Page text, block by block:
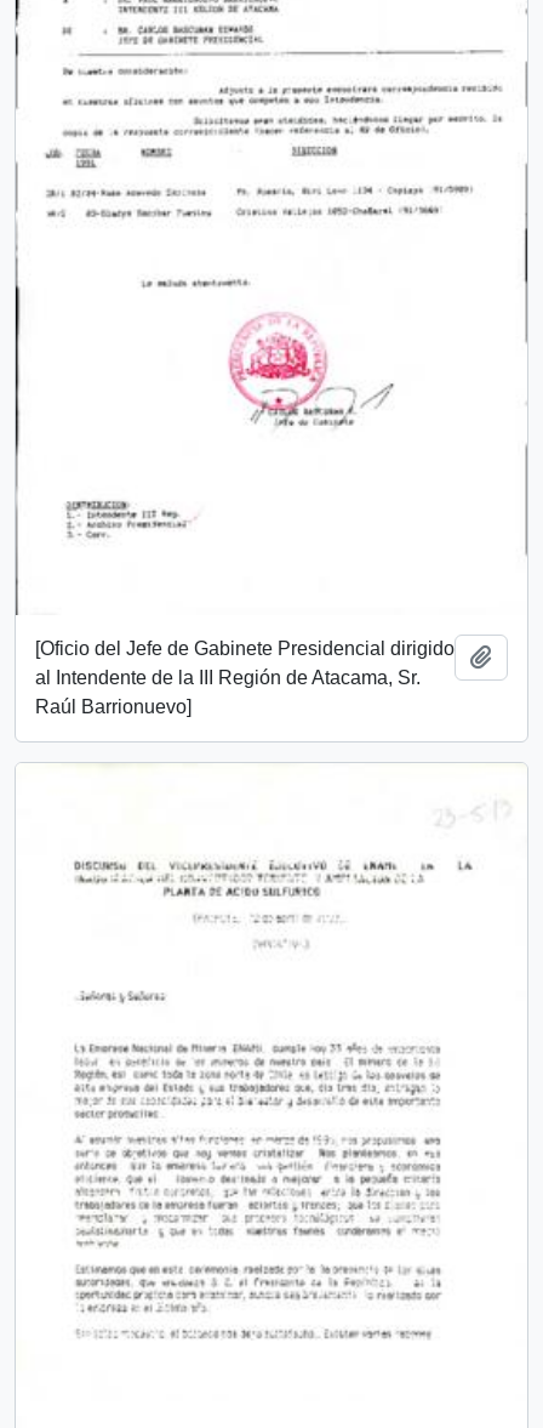
[Oficio del Jefe de Gabinete Presidencial dirigido
al Intendente de la III Región de Atacama, Sr.
Raúl Barrionuevo]